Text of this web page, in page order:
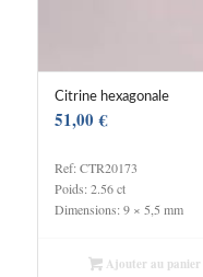
Citrine hexagonale
51,00€
Ref: CTR20173
Poids: 2.56 ct
Dimensions: 9 × 5,5 mm
Ajouter au panier